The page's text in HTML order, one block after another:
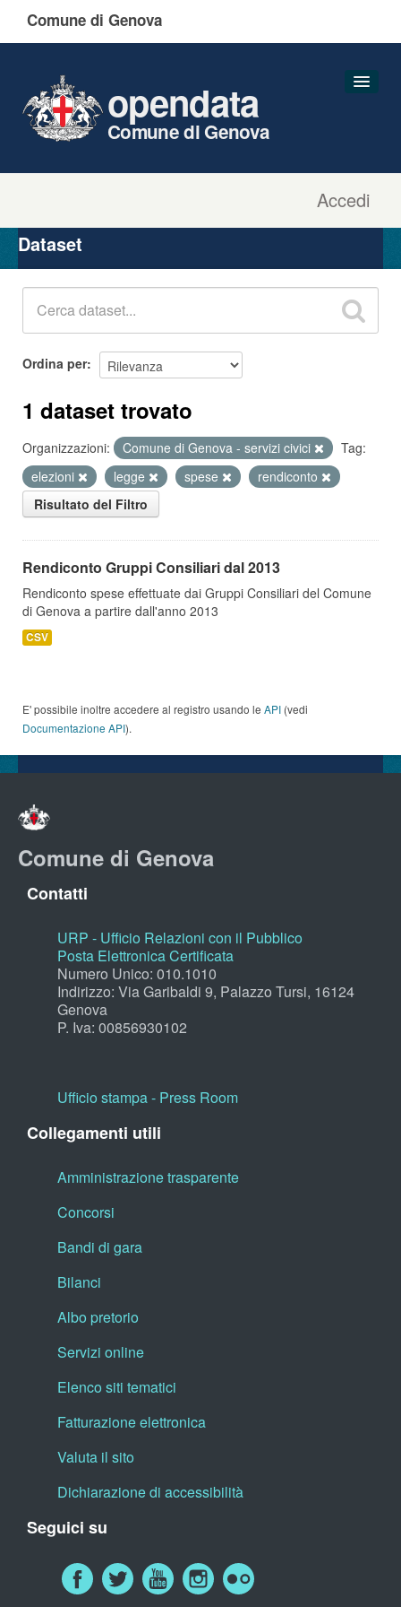
Comune di Genova
Accedi
opendata
Comune di Genova
Organizzazioni
Gruppi
Dataset
Ordina per
1 dataset trovato
Organizzazioni: Comune di Genova - servizi civici
Tag:
elezioni
legge spese
rendiconto
Risultato del Filtro
Rendiconto Gruppi Consiliari dal 2013
Rendiconto spese effettuate dai Gruppi Consiliari del Comune
di Genova a partire dall'anno 2013
CSV
E' possibile inoltre accedere al registro usando le API (vedi
Documentazione API).
Comune di Genova
Contatti
URP - Ufficio Relazioni con il Pubblico
Posta Elettronica Certificata
Numero Unico: 010.1010
Indirizzo: Via Garibaldi 9, Palazzo Tursi, 16124
Genova
P. Iva: 00856930102
Ufficio stampa - Press Room
Collegamenti utili
Amministrazione trasparente
Concorsi
Bandi di gara
Bilanci
Albo pretorio
Servizi online
Elenco siti tematici
Fatturazione elettronica
Valuta il sito
Dichiarazione di accessibilità
Seguici su